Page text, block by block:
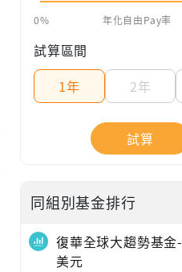
0% 年化自由Pay率
試算區間
1年
2年
試算
同組別基金排行
復華全球大趨勢基金-
美元